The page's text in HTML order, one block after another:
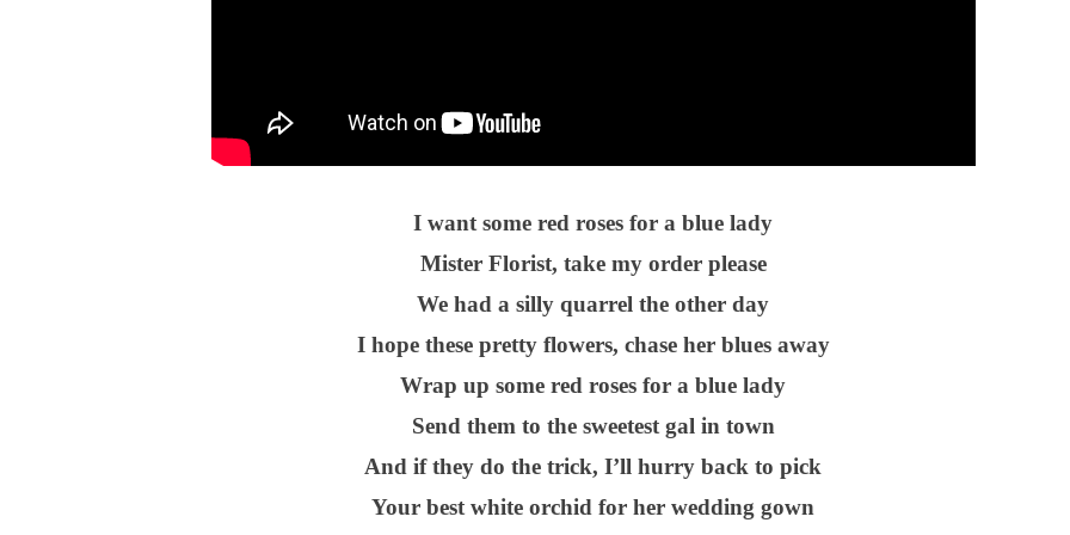
I want some red roses for a blue lady
Mister Florist, take my order please
We had a silly quarrel the other day
I hope these pretty flowers, chase her blues away
Wrap up some red roses for a blue lady
Send them to the sweetest gal in town
And if they do the trick, I’ll hurry back to pick
Your best white orchid for her wedding gown